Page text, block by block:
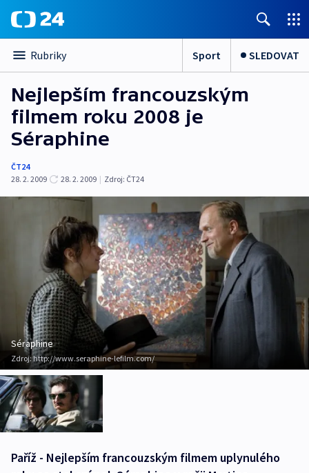
Rubriky Sport SLEDOVAT
Nejlepším francouzským
filmem roku 2008 je
Séraphine
ČT24
28. 2. 2009
28. 2. 2009 | Zdroj: ČT24
Séraphine
Zdroj:http://www.seraphine-lefilm.com/
Paříž - Nejlepším francouzským filmem uplynulého